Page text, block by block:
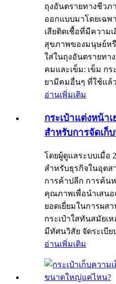
ถุงอันตรายทางชีวภ
ออกแบบมาโดยเฉพ
เสียติดเชื้อที่มีความ
สุขภาพของมนุษย์ห
ใส่ในถุงอันตรายทา
คมและเข็ม: เข็ม ก
ยามีคมอื่นๆ ที่ใช้แล้
อ่านเพิ่มเติม
กระเป๋าแต่งหน้า
สำหรับการจัดเก็
โดยผู้ดูแลระบบเมื่อ
สำหรับธุรกิจในอุตส
การค้าปลีก การค้น
คุณภาพเพื่อนำเสน
ยอดเยี่ยมในการผส
กระเป๋าใสทันสมัยเ
มีทัศนวิสัย จัดระเบี
อ่านเพิ่มเติม